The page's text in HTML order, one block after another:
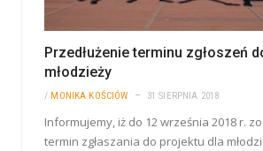
Przedłużenie terminu zgłoszeń
młodzieży
/ MONIKA KOŚCIÓW 31 SIERPNIA 2018
Informujemy, iż do 12 września 2018 r.
termin zgłaszania do projektu dla